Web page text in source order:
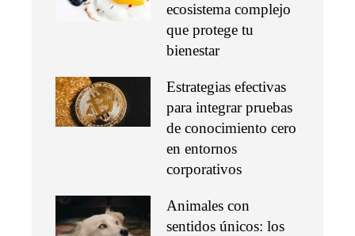
ecosistema complejo
que protege tu
bienestar
Estrategias efectivas
para integrar pruebas
de conocimiento cero
en entornos
corporativos
Animales con
sentidos únicos: los